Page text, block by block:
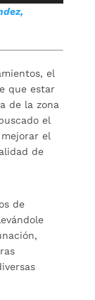
el
que estar
de la zona
el
el
de
de